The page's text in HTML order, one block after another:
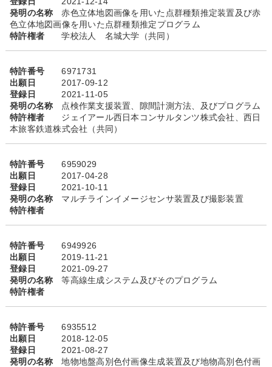
発明の名称
赤色立体地図画像を用いた点群種類推定装置及び赤
色立体地図画像を用いた点群種類推定プログラム
特許権者
学校法人 名城大学（共同）
特許番号
6971731
出願日
2017-09-12
登録日
2021-11-05
発明の名称
点検作業支援装置、隙間計測方法、及びプログラム
特許権者
ジェイアール西日本コンサルタンツ株式会社、西日
本旅客鉄道株式会社（共同）
特許番号
6959029
出願日
2017-04-28
登録日
2021-10-11
発明の名称
マルチラインイメージセンサ装置及び撮影装置
特許権者
特許番号
6949926
出願日
2019-11-21
登録日
2021-09-27
発明の名称
等高線生成システム及びそのプログラム
特許権者
特許番号
6935512
出願日
2018-12-05
登録日
2021-08-27
発明の名称
地物地盤高別色付画像生成装置及び地物高別色付画